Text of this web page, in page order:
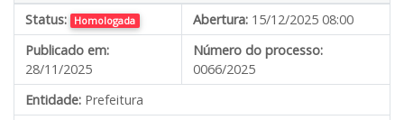
Status: Homologada Abertura: 15/12/2025 08:00
Publicado em:
28/11/2025
Número do processo:
0066/2025
Entidade: Prefeitura